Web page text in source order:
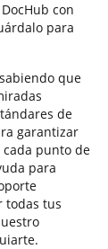
con
para
que
de
garantizar
punto de
para
todas tus